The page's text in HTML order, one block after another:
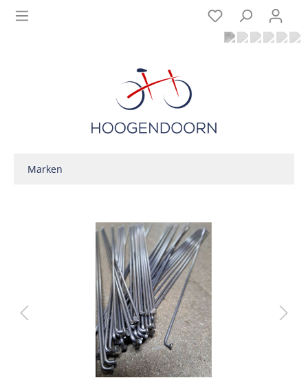
Marken